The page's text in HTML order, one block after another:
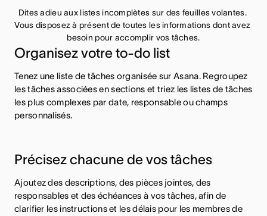
Dites adieu aux listes incomplètes sur des feuilles volantes.
Vous disposez à présent de toutes les informations dont avez
besoin pour accomplir vos tâches.
Organisez votre to-do list
Tenez une liste de tâches organisée sur Asana. Regroupez
les tâches associées en sections et triez les listes de tâches
les plus complexes par date, responsable ou champs
personnalisés.
Précisez chacune de vos tâches
Ajoutez des descriptions, des pièces jointes, des
responsables et des échéances à vos tâches, afin de
clarifier les instructions et les délais pour les membres de